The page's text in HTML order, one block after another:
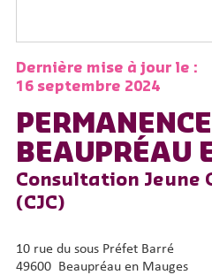
Dernière mise à jour le :
16 septembre 2024
BEAUPRÉAU
Consultation Jeune
(CJC)
10 rue du sous Préfet Barré
49600 Beaupréau en Mauges